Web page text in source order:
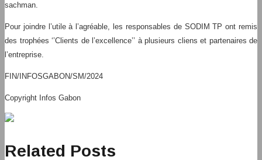
sachman.
Pour joindre l’utile à l’agréable, les responsables de SODIM TP ont remis
des trophées ‘’Clients de l’excellence’’ à plusieurs cliens et partenaires de
l’entreprise.
FIN/INFOSGABON/SM/2024
Copyright Infos Gabon
Related Posts